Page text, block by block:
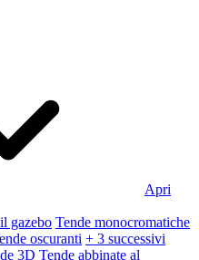
Apri
gazebo Tende monocromatiche
oscuranti + 3 successivi
3D Tende abbinate al